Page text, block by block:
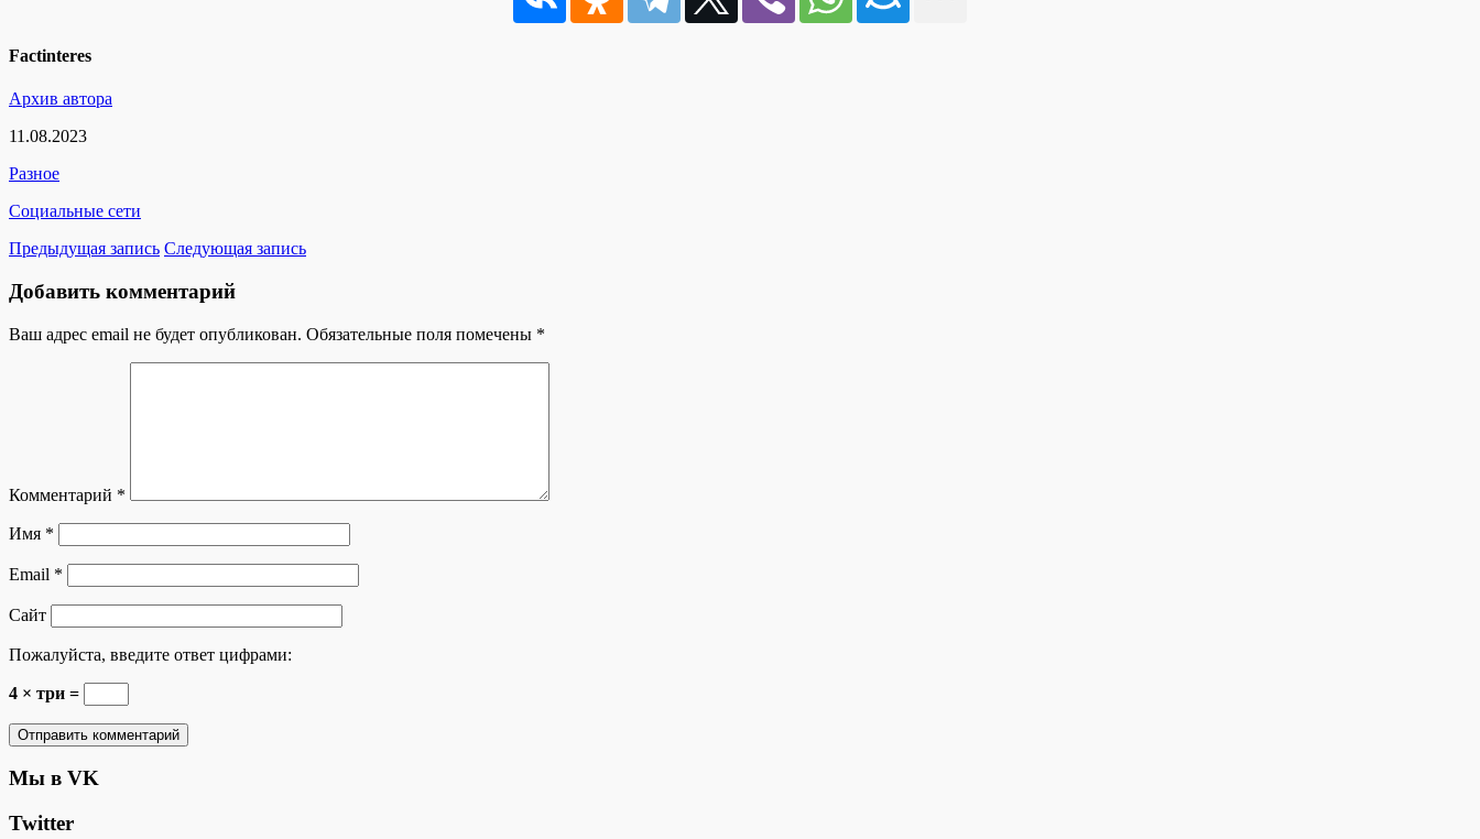
Factinteres
Архив автора
11.08.2023
Разное
Социальные сети
Предыдущая запись Следующая запись
Добавить комментарий
Ваш адрес email не будет опубликован. Обязательные поля помечены *
Комментарий *
Имя *
Email *
Сайт
Пожалуйста, введите ответ цифрами:
4 × три =
Мы в VK
Twitter